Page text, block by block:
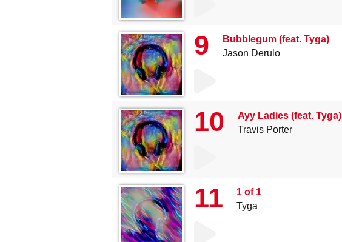
9
Bubblegum (feat. Tyga)
Jason Derulo
10
Ayy Ladies (feat. Tyga)
Travis Porter
11
1 of 1
Tyga